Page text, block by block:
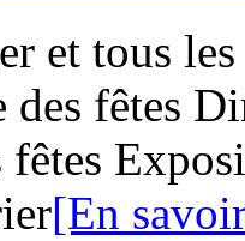
et tous
des fêtes
fêtes
[En